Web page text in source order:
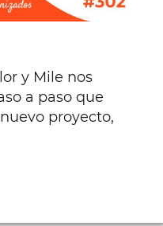
y Mile nos
a paso que
proyecto,